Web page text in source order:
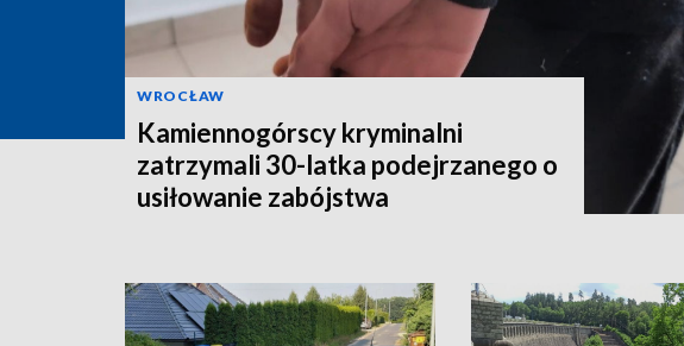
WROCŁAW
Kamiennogórscy kryminalni
zatrzymali 30-latka podejrzanego o
usiłowanie zabójstwa